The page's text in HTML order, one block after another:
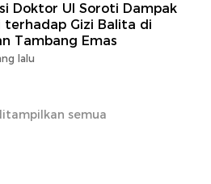
Doktor UI Soroti Dampak
terhadap Gizi Balita di
Tambang Emas
lalu
semua